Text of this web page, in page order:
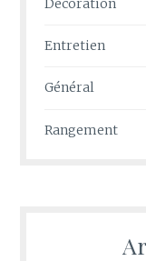
Décoration
Entretien
Général
Rangement